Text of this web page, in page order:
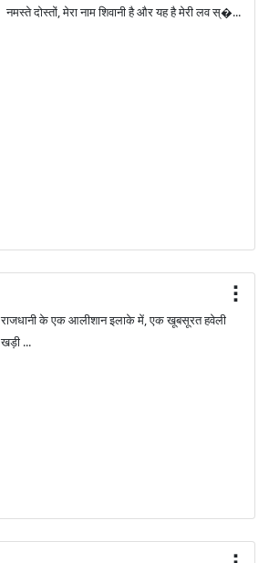
नमस्ते दोस्तों, मेरा नाम शिवानी है और यह है मेरी लव स्�...
राजधानी के एक आलीशान इलाके में, एक खूबसूरत हवेली
खड़ी ...